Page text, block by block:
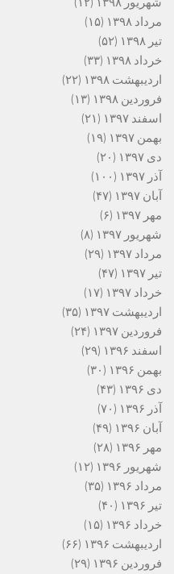
مرداد ۱۳۹۸
(۱۵)
تیر ۱۳۹۸
(۵۲)
خرداد ۱۳۹۸
(۳۳)
اردیبهشت ۱۳۹۸
(۲۲)
فروردین ۱۳۹۸
(۱۳)
اسفند ۱۳۹۷
(۲۱)
بهمن ۱۳۹۷
(۱۹)
دی ۱۳۹۷
(۲۰)
آذر ۱۳۹۷
(۱۰۰)
آبان ۱۳۹۷
(۴۷)
مهر ۱۳۹۷
(۶)
شهریور ۱۳۹۷
(۸)
مرداد ۱۳۹۷
(۲۹)
تیر ۱۳۹۷
(۴۷)
خرداد ۱۳۹۷
(۱۷)
اردیبهشت ۱۳۹۷
(۳۵)
فروردین ۱۳۹۷
(۲۴)
اسفند ۱۳۹۶
(۲۹)
بهمن ۱۳۹۶
(۳۰)
دی ۱۳۹۶
(۴۳)
آذر ۱۳۹۶
(۷۰)
آبان ۱۳۹۶
(۴۹)
مهر ۱۳۹۶
(۲۸)
شهریور ۱۳۹۶
(۱۲)
مرداد ۱۳۹۶
(۳۵)
تیر ۱۳۹۶
(۴۰)
خرداد ۱۳۹۶
(۱۵)
اردیبهشت ۱۳۹۶
(۶۶)
فروردین ۱۳۹۶
(۲۹)